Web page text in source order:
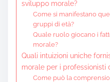
sviluppo morale?
Come si manifestano
gruppi di età?
Quale ruolo giocano i
morale?
Quali intuizioni uniche
morale per i professionisti
Come può la